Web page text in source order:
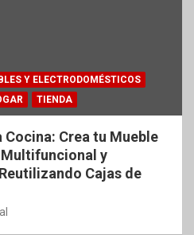
Y ELECTRODOMÉSTICOS
TIENDA
Crea tu Mueble
Multifuncional y
Cajas de